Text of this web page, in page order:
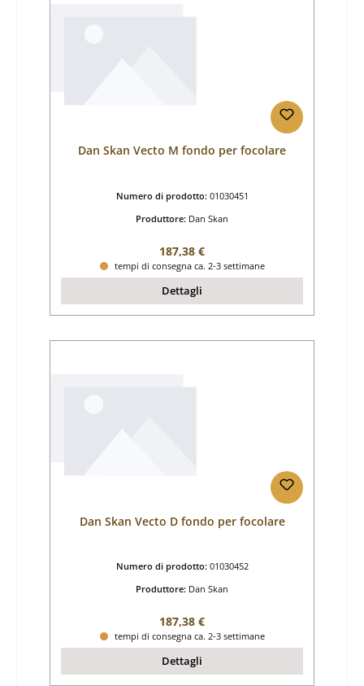
Dan Skan Vecto M fondo per focolare
Numero di prodotto: 01030451
Produttore: Dan Skan
Prezzo normale:
187,38 €
tempi di consegna ca. 2-3 settimane
Dettagli
Dan Skan Vecto D fondo per focolare
Numero di prodotto: 01030452
Produttore: Dan Skan
Prezzo normale:
187,38 €
tempi di consegna ca. 2-3 settimane
Dettagli